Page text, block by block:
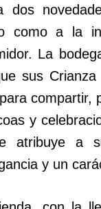
dos
como a la
La
sus
compartir,
y
atribuye a
y un